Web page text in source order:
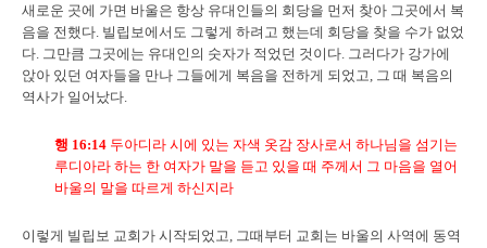
새로운 곳에 가면 바울은 항상 유대인들의 회당을 먼저 찾아 그곳에서 복
음을 전했다. 빌립보에서도 그렇게 하려고 했는데 회당을 찾을 수가 없었
다. 그만큼 그곳에는 유대인의 숫자가 적었던 것이다. 그러다가 강가에
앉아 있던 여자들을 만나 그들에게 복음을 전하게 되었고, 그 때 복음의
역사가 일어났다.
행 16:14 두아디라 시에 있는 자색 옷감 장사로서 하나님을 섬기는
루디아라 하는 한 여자가 말을 듣고 있을 때 주께서 그 마음을 열어
바울의 말을 따르게 하신지라
이렇게 빌립보 교회가 시작되었고, 그때부터 교회는 바울의 사역에 동역